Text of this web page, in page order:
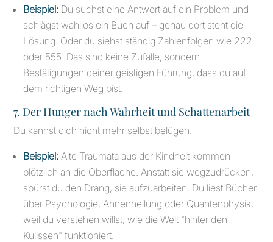
Beispiel: Du suchst eine Antwort auf ein Problem und
schlägst wahllos ein Buch auf – genau dort steht die
Lösung. Oder du siehst ständig Zahlenfolgen wie 222
oder 555. Das sind keine Zufälle, sondern
Bestätigungen deiner geistigen Führung, dass du auf
dem richtigen Weg bist.
7. Der Hunger nach Wahrheit und Schattenarbeit
Du kannst dich nicht mehr selbst belügen.
Beispiel: Alte Traumata aus der Kindheit kommen
plötzlich an die Oberfläche. Anstatt sie wegzudrücken,
spürst du den Drang, sie aufzuarbeiten. Du liest Bücher
über Psychologie, Ahnenheilung oder Quantenphysik,
weil du verstehen willst, wie die Welt "hinter den
Kulissen" funktioniert.